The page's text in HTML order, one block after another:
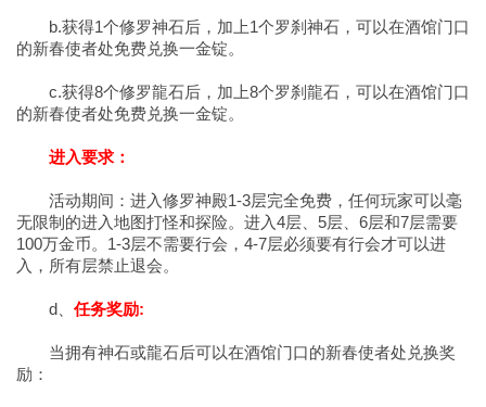
b.获得1个修罗神石后，加上1个罗刹神石，可以在酒馆门口
的新春使者处免费兑换一金锭。
c.获得8个修罗龍石后，加上8个罗刹龍石，可以在酒馆门口
的新春使者处免费兑换一金锭。
进入要求：
活动期间：进入修罗神殿1-3层完全免费，任何玩家可以毫
无限制的进入地图打怪和探险。进入4层、5层、6层和7层需要
100万金币。1-3层不需要行会，4-7层必须要有行会才可以进
入，所有层禁止退会。
d、 任务奖励:
当拥有神石或龍石后可以在酒馆门口的新春使者处兑换奖
励：